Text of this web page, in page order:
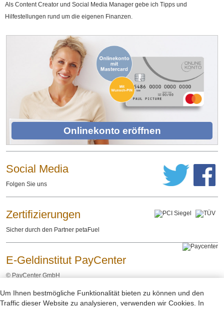
Als Content Creator und Social Media Manager gebe ich Tipps und
Hilfestellungen rund um die eigenen Finanzen.
Onlinekonto eröffnen
Social Media
Folgen Sie uns
Zertifizierungen
Sicher durch den Partner petaFuel
E-Geldinstitut PayCenter
© PayCenter GmbH
Impressum - Datenschutzerklärung - Rechtliche Hinweise
Um Ihnen bestmögliche Funktionalität bieten zu können und den
Traffic dieser Website zu analysieren, verwenden wir Cookies. In